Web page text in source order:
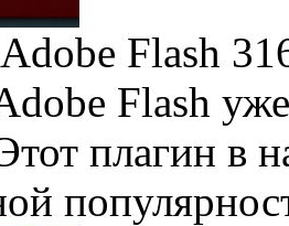
Flash
Flash
плагин в